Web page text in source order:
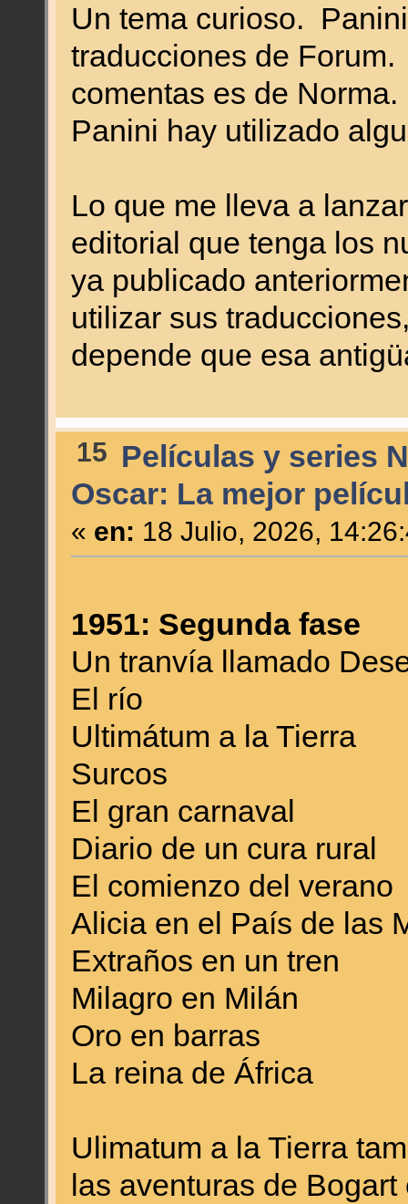
Un tema curioso.
traducciones de
comentas es de
Panini hay utilizado
Lo que me lleva a
editorial que tenga los
ya publicado
utilizar sus
depende que esa
15 Películas y series
Oscar: La mejor
« en: 18 Julio, 2026,
1951: Segunda fase
Un tranvía llamado
El río
Ultimátum a la
Surcos
El gran
Diario de un cura
El comienzo del
Alicia en el País de las
Extraños en un
Milagro en
Oro en
La reina de
Ulimatum a la Tierra
las aventuras de